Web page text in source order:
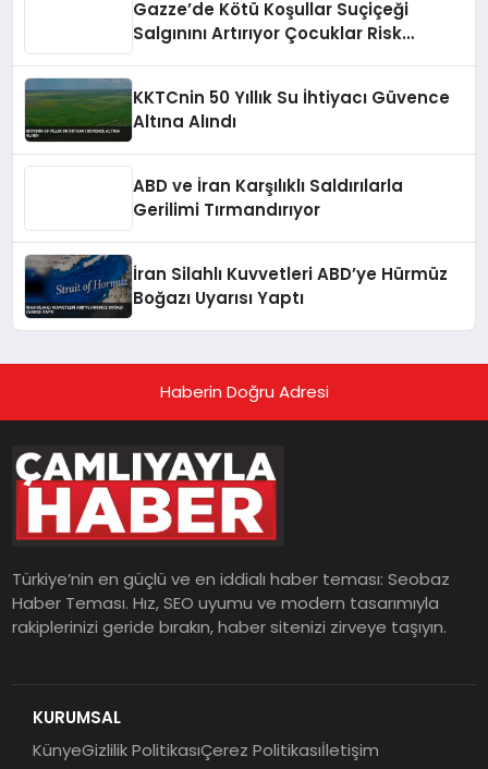
Gazze’de Kötü Koşullar Suçiçeği
Salgınını Artırıyor Çocuklar Risk
KKTCnin 50 Yıllık Su İhtiyacı Güvence
Altına Alındı
ABD ve İran Karşılıklı Saldırılarla
Gerilimi Tırmandırıyor
İran Silahlı Kuvvetleri ABD’ye Hürmüz
Boğazı Uyarısı Yaptı
Haberin Doğru Adresi
Türkiye’nin en güçlü ve en iddialı haber teması: Seobaz
Haber Teması. Hız, SEO uyumu ve modern tasarımıyla
rakiplerinizi geride bırakın, haber sitenizi zirveye taşıyın.
KURUMSAL
KünyeGizlilik PolitikasıÇerez Politikasıİletişim